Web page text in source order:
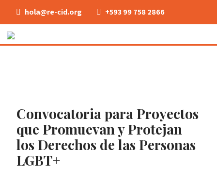
hola@re-cid.org +593 99 758 2866
Convocatoria para Proyectos
que Promuevan y Protejan
los Derechos de las Personas
LGBT+